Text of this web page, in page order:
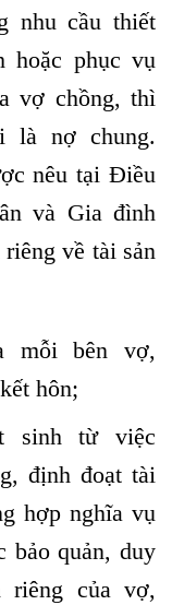
nhu cầu thiết
hoặc phục vụ
vợ chồng, thì
là nợ chung.
nêu tại Điều
và Gia đình
về tài sản
mỗi bên vợ,
hôn;
sinh từ việc
định đoạt tài
hợp nghĩa vụ
bảo quản, duy
của vợ,